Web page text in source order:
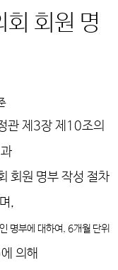
회원 명
관 제3장 제10조의
회원 명부 작성 절차
,
명부에 대하여, 6개월 단위
에 의해